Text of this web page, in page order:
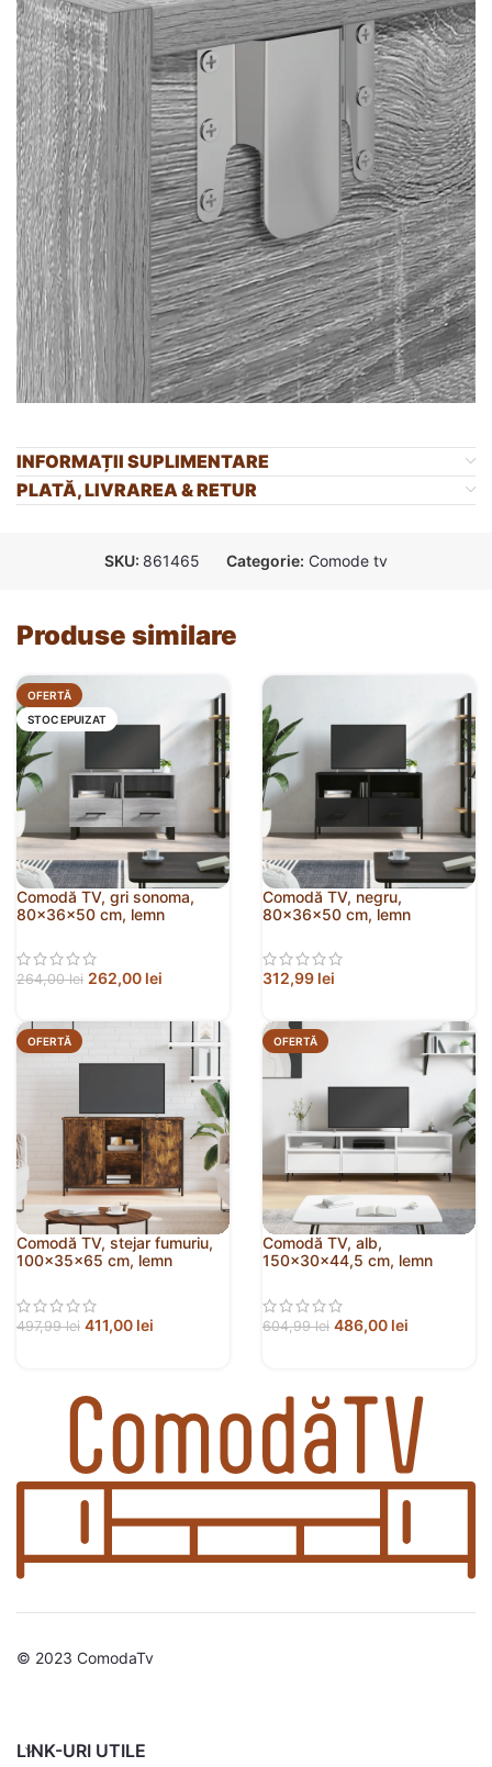
INFORMAȚII SUPLIMENTARE
PLATĂ, LIVRAREA & RETUR
SKU: 861465 Categorie: Comode tv
Produse similare
OFERTĂ
STOC EPUIZAT
Comodă TV, gri sonoma,
80x36x50 cm, lemn
264,00lei 262,00 lei
Comodă TV, negru,
80x36x50 cm, lemn
312,99 lei
OFERTĂ
Comodă TV, stejar fumuriu,
100x35x65 cm, lemn
497,99lei 411,00 lei
OFERTĂ
Comodă TV, alb,
150x30x44,5 cm, lemn
604,99lei 486,00 lei
© 2023 ComodaTv
LINK-URI UTILE